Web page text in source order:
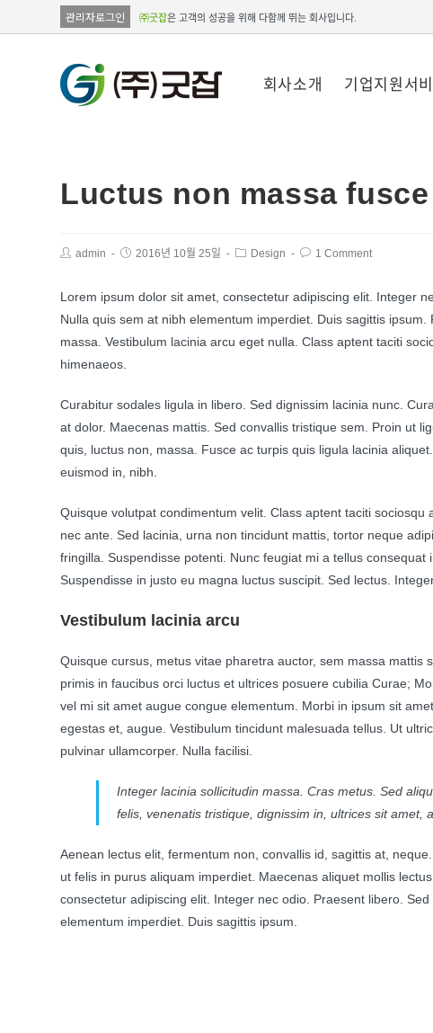
관리자로그인 ㈜굿잡은 고객의 성공을 위해 다함께 뛰는 회사입니다.
회사소개 기업지원서
Luctus non massa
admin 2016년 10월 25일 Design 1 Comment
Lorem ipsum dolor sit amet, consectetur adipiscing elit. Integer
Nulla quis sem at nibh elementum imperdiet. Duis sagittis
massa. Vestibulum lacinia arcu eget nulla. Class aptent taciti
himenaeos.
Curabitur sodales ligula in libero. Sed dignissim lacinia nunc.
at dolor. Maecenas mattis. Sed convallis tristique sem. Proin ut
quis, luctus non, massa. Fusce ac turpis quis ligula lacinia
euismod in, nibh.
Quisque volutpat condimentum velit. Class aptent taciti
nec ante. Sed lacinia, urna non tincidunt mattis, tortor neque
fringilla. Suspendisse potenti. Nunc feugiat mi a tellus
Suspendisse in justo eu magna luctus suscipit. Sed lectus.
Vestibulum lacinia arcu
Quisque cursus, metus vitae pharetra auctor, sem massa
primis in faucibus orci luctus et ultrices posuere cubilia Curae;
vel mi sit amet augue congue elementum. Morbi in ipsum sit
egestas et, augue. Vestibulum tincidunt malesuada tellus. Ut
pulvinar ullamcorper. Nulla facilisi.
Integer lacinia sollicitudin massa. Cras metus. Sed
felis, venenatis tristique, dignissim in, ultrices sit amet,
Aenean lectus elit, fermentum non, convallis id, sagittis at,
ut felis in purus aliquam imperdiet. Maecenas aliquet mollis
consectetur adipiscing elit. Integer nec odio. Praesent libero.
elementum imperdiet. Duis sagittis ipsum.